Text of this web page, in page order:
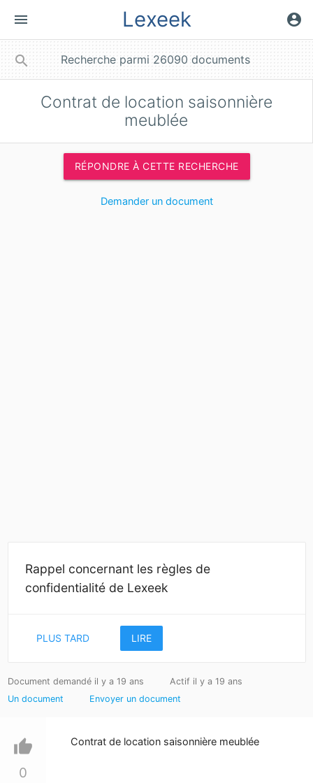
menu Lexeek account_circle
search
Contrat de location saisonnière
meublée
RÉPONDRE À CETTE RECHERCHE
Demander un document
Rappel concernant les règles de
confidentialité de Lexeek
PLUS TARD LIRE
Document demandé il y a 19 ans
Actif il y a 19 ans
Un document
Envoyer un document
thumb_up
0
Contrat de location saisonnière meublée